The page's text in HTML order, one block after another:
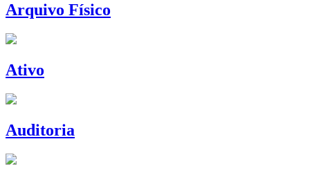
Arquivo Físico
Ativo
Auditoria